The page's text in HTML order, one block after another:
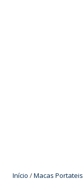
Início /Macas Portateis